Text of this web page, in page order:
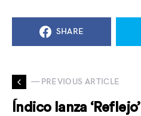
SHARE
— PREVIOUS ARTICLE
Índico lanza ‘Reflejo’